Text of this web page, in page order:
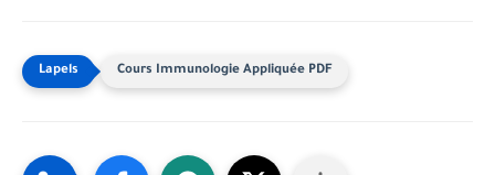
Cours Immunologie Appliquée PDF